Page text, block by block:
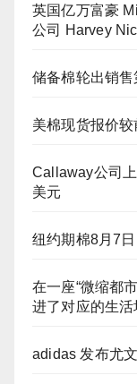
英国亿万富豪
公司 Harvey
储备棉轮出销
美棉现货报价
Callaway公司
美元
纽约期棉8月7
在一座“微缩都
进了对应的生活
adidas 发布尤